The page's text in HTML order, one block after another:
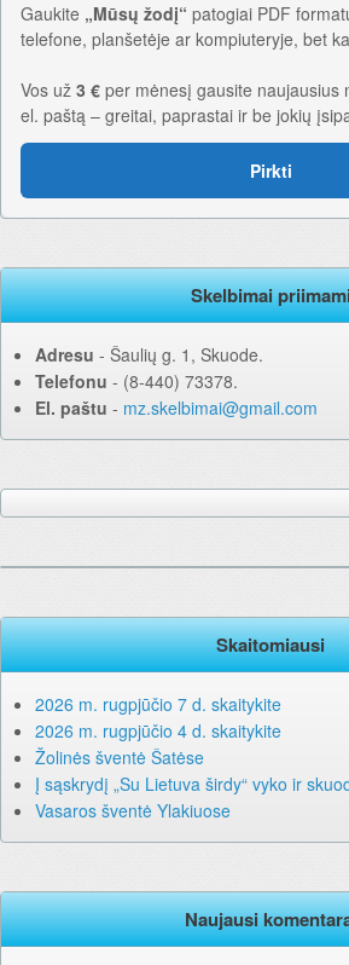
Gaukite „Mūsų žodį“ patogiai PDF
telefone, planšetėje ar kompiuteryje, bet
Vos už 3 € per mėnesį gausite naujausius
el. paštą – greitai, paprastai ir be jokių
Pirkti
Skelbimai
Adresu ‐ Šaulių g. 1, Skuode.
Telefonu ‐ (8-440) 73378.
El. paštu ‐ mz.skelbimai@gmail.com
Skaitomiausi
2026 m. rugpjūčio 7 d. skaitykite
2026 m. rugpjūčio 4 d. skaitykite
Žolinės šventė Šatėse
Į sąskrydį „Su Lietuva širdy“ vyko ir
Vasaros šventė Ylakiuose
Naujausi